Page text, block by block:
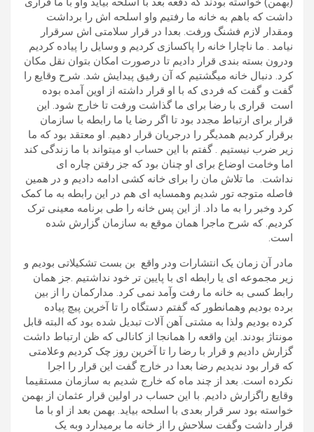
داشت که باهم به خانه ما رفتیم واو اسلحه اش را برداشت
ومقدار لازم فشنگ ورفت. بعدا در قرار سلامتی اش سرقرار
نیامد . ما ناچارا خانه را پاکسازی کردیم و وسایل را پیاده کردیم
ودرون بسته بندی قرار دادیم تا درصورت امکان بتوان نقل مکان
کرد. دنبال خانه میگشتیم که آن رفیق پیدایش شد. شرح وقایع را
گفت و گفت که فردی که با او قرار داشته از اوین آمده بوده
است قراری با رضا برای ما گذاشت ورفت تا خارج شود. این
قرار برای ارتباط مجدد بود تا اگر رضا یا ما رابطه با سازمان
برقرار کردیم همدیگر را درجریان قرار دهیم. او معتقد بود که ما
زیر ضرب نیستیم . گفتم با این حساب او میتواند با ما زندگی کند
اما وخامت اوضاع برای او چنان بود که جز رفتن چاره ای
نداشت. ما تلاش مان را برای خانه کشی ادامه دادیم و در همین
فاصله متوجه تور شدیم وهمسایه ای هم در این رابطه به ما کمک
کرد وخبر را به ما داد. از این پس خانه را طی برنامه معینی ترک
کردیم. که شرح ماجرا همان موقع به سازمان گزارش شده
است.
مادر آن زمان یک انتشارات ودر واقع بن بست تشکیلاتی بودیم و
زیر مجموعه ای یا رابطه ای با پایین تر خود نداشتیم .جز همان
رابط کسی به خانه ما رفت وآمد نمی کرد. مدارکمان را از بین
برده بودیم وهمانطور که گفتم دستگاه را تا آخرین پیچ پیاده
کرده بودیم ولذا به مشتی آهن آلات تبدیل شده بود که البته قابل
مونتاژ بودند. این واقعه را همانجا از کانالی که ظن ارتباط داشت
گزارش دادیم و قرار با رضا را تا آخرین روز چک کردیم وعلامتی
که قرار بود ندیدیم رضا بعدا در خارج گفت این قرار را اجرا
نکرده است. بعد از چند ماه که خارج شدیم به سازمان مستقیما
وقایع راگزارش دادیم. با این حساب در اولین قرار عثمان از بهمن
خواسته بود سر قرار بعدی با اسلحه بیاید. بهمن بعد از او با ما
قرار داشت وگفت سلاحش را از خانه ما برمیدارد وبه یک